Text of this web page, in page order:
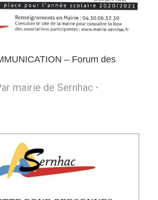
– Forum des
mairie de Sernhac